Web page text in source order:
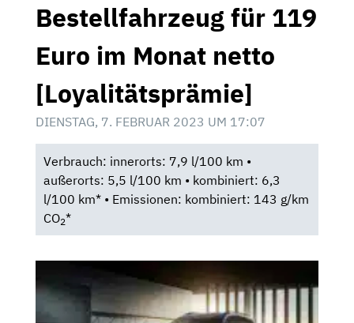
Bestellfahrzeug für 119
Euro im Monat netto
[Loyalitätsprämie]
DIENSTAG, 7. FEBRUAR 2023 UM 17:07
Verbrauch: innerorts: 7,9 l/100 km •
außerorts: 5,5 l/100 km • kombiniert: 6,3
l/100 km* • Emissionen: kombiniert: 143 g/km
CO2*